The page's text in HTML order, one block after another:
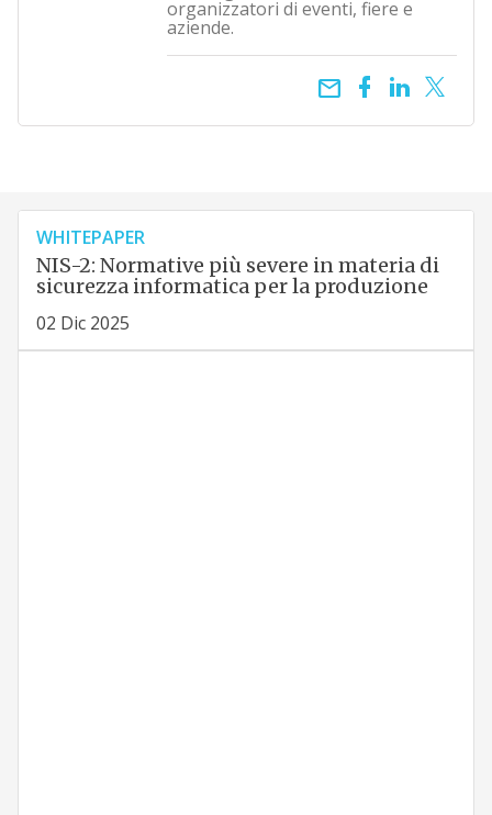
organizzatori di eventi, fiere e
aziende.
email
WHITEPAPER
NIS-2: Normative più severe in materia di
sicurezza informatica per la produzione
02 Dic 2025